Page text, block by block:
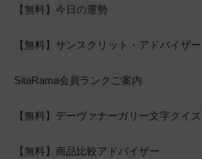
【無料】今日の運勢
【無料】サンスクリット・アドバイザー
SitaRama会員ランクご案内
【無料】デーヴァナーガリー文字クイズ
【無料】商品比較アドバイザー